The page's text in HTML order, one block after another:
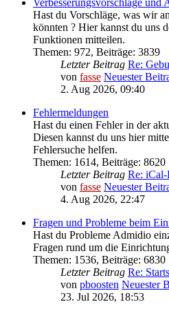
Hast du Vorschläge, was wir
könnten ? Hier kannst du uns
Funktionen mitteilen.
Themen: 972, Beiträge: 3839
Letzter Beitrag Re:
von fasse Neuester
2. Aug 2026, 09:40
Fehlermeldungen
Hast du einen Fehler in der
Diesen kannst du uns hier
Fehlersuche helfen.
Themen: 1614, Beiträge: 8620
Letzter Beitrag Re:
von fasse Neuester
4. Aug 2026, 22:47
Fragen und Probleme beim
Hast du Probleme Admidio
Fragen rund um die
Themen: 1536, Beiträge: 6830
Letzter Beitrag Re:
von pboosten Neuester
23. Jul 2026, 18:53